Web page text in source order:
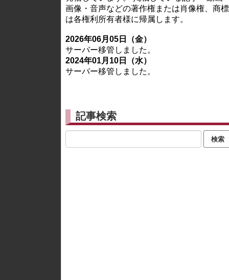
画像・音声などの著作権または肖像権、商
は各権利所有者様に帰属します。
2026年06月05日（金）
サーバー移管しました。
2024年01月10日（水）
サーバー移管しました。
記事検索